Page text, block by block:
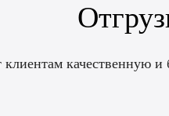
клиентам качественную